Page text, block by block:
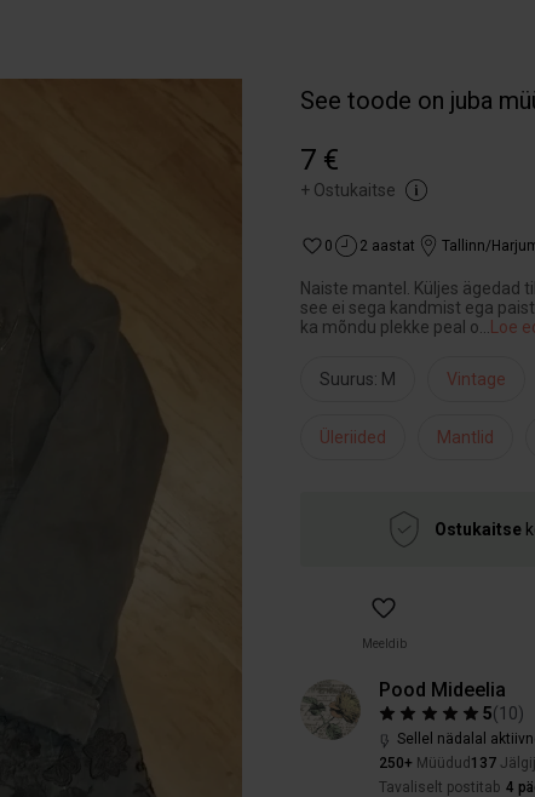
See toode on juba
7 €
+ Ostukaitse
0 2 aastat Tallinn/
Naiste mantel. Küljes ägedad
see ei sega kandmist ega
ka mõndu plekke peal o
Loe
Suurus: M Vintage
Üleriided Mantlid
Ostukaitse
Meeldib
Pood Mideelia
5(10)
Sellel nädalal
250+ Müüdud 137
Tavaliselt postitab 4